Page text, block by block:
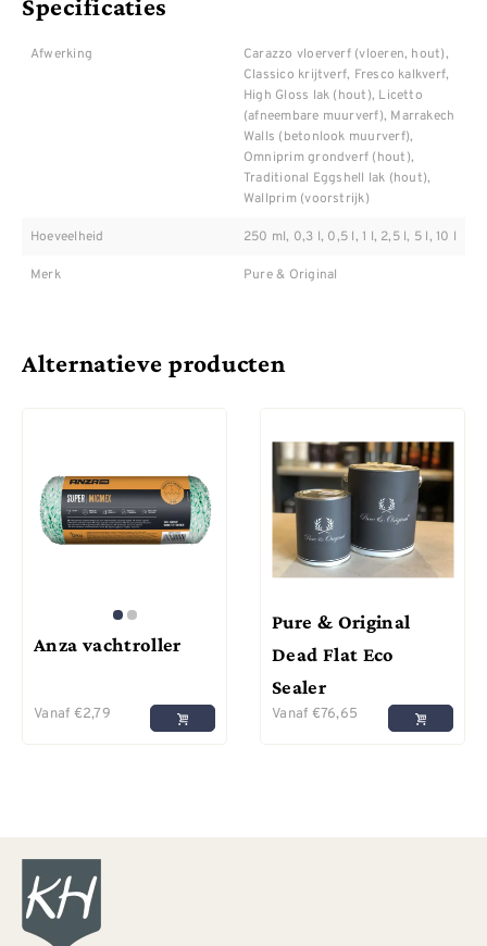
Specificaties
Afwerking
Carazzo vloerverf (vloeren, hout),
Classico krijtverf, Fresco kalkverf,
High Gloss lak (hout), Licetto
(afneembare muurverf), Marrakech
Walls (betonlook muurverf),
Omniprim grondverf (hout),
Traditional Eggshell lak (hout),
Wallprim (voorstrijk)
Hoeveelheid 250 ml, 0,3 l, 0,5 l, 1 l, 2,5 l, 5 l, 10 l
Merk Pure & Original
Alternatieve producten
Anza vachtroller
Vanaf €2,79
Pure & Original
Dead Flat Eco
Sealer
Vanaf €76,65